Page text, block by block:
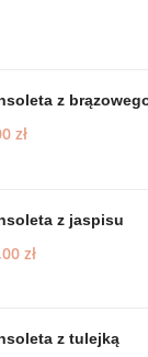
z
zł
z jaspisu
zł
z tulejką